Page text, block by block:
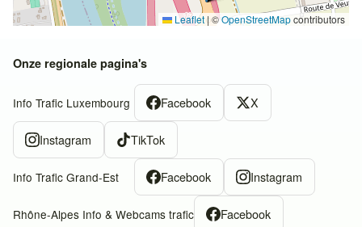
Leaflet|©OpenStreetMapcontributors
Onze regionale pagina's
Info Trafic Luxembourg Facebook X
Instagram TikTok
Info Trafic Grand-Est Facebook Instagram
Rhône-Alpes Info & Webcams trafic Facebook